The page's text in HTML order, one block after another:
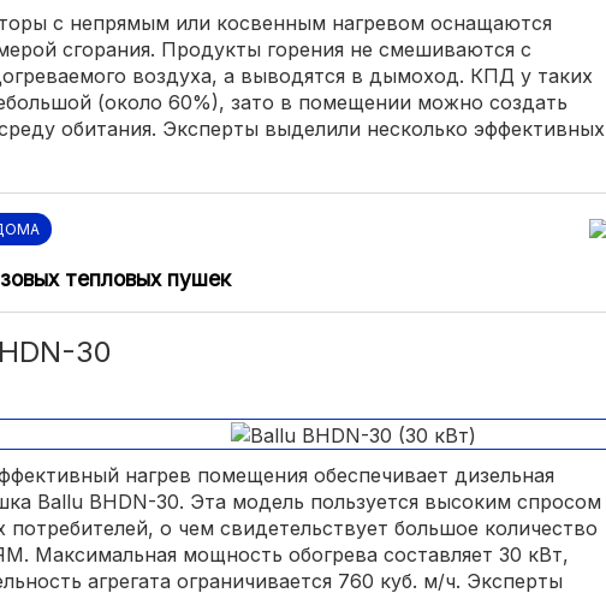
с непрямым или косвенным нагревом оснащаются
сгорания. Продукты горения не смешиваются с
воздуха, а выводятся в дымоход. КПД у таких
(около 60%), зато в помещении можно создать
обитания. Эксперты выделили несколько эффективных
тепловых пушек
30
нагрев помещения обеспечивает дизельная
Ballu BHDN-30. Эта модель пользуется высоким спросом
потребителей, о чем свидетельствует большое количество
Максимальная мощность обогрева составляет 30 кВт,
агрегата ограничивается 760 куб. м/ч. Эксперты